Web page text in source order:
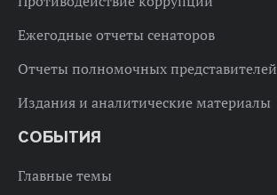
Ежегодные отчеты сенаторов
Отчеты полномочных представителей
Издания и аналитические материалы
СОБЫТИЯ
Главные темы